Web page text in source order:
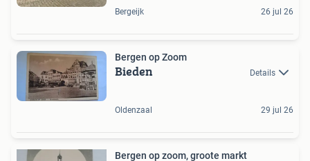
Bergeijk 26 jul 26
Bergen op Zoom
Bieden Details
Oldenzaal 29 jul 26
Bergen op zoom, groote markt